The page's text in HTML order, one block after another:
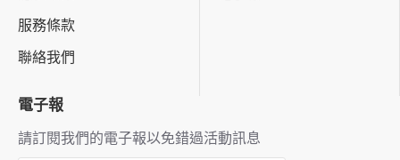
服務條款
聯絡我們
電子報
請訂閱我們的電子報以免錯過活動訊息